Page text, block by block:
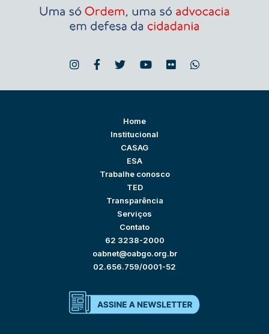
Home
Institucional
CASAG
ESA
Trabalhe conosco
TED
Transparência
Serviços
Contato
62 3238-2000
oabnet@oabgo.org.br
02.656.759/0001-52